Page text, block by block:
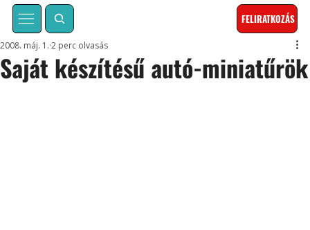
FELIRATKOZÁS
Saját készítésű autó-miniatűrök
2008. máj. 1. 2 perc olvasás